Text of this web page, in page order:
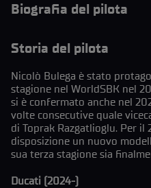
Biografia del pilota
Storia del pilota
Nicolò Bulega è stato
stagione nel WorldSBK nel
si è confermato anche nel
volte consecutive quale
di Toprak Razgatlioglu. Per il
disposizione un nuovo
sua terza stagione sia
Ducati (2024-)